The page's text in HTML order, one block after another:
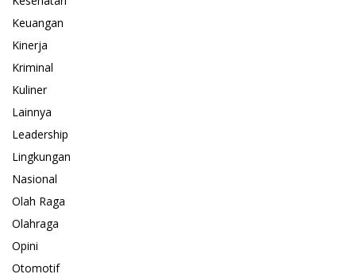
Keuangan
Kinerja
Kriminal
Kuliner
Lainnya
Leadership
Lingkungan
Nasional
Olah Raga
Olahraga
Opini
Otomotif